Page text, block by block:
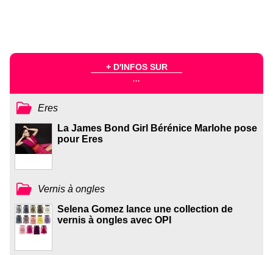
+ D'INFOS SUR
...
Eres
La James Bond Girl Bérénice Marlohe pose
pour Eres
Vernis à ongles
Selena Gomez lance une collection de
vernis à ongles avec OPI